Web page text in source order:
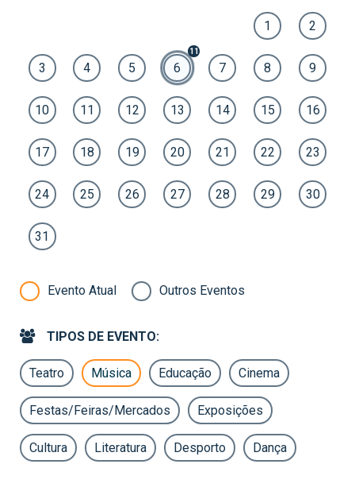
1 2
3 4 5 6 7 8 9
10 11 12 13 14 15 16
17 18 19 20 21 22 23
24 25 26 27 28 29 30
31
Evento Atual Outros Eventos
TIPOS DE EVENTO:
Teatro Música Educação Cinema
Festas/Feiras/Mercados Exposições
Cultura Literatura Desporto Dança